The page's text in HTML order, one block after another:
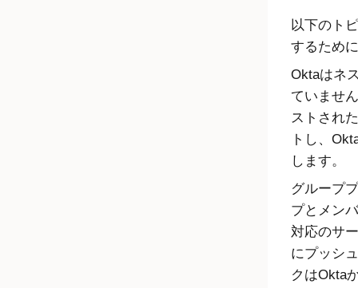
以下のト
するため
Oktaはネ
ていませ
ストされ
トし、
します。
グループ
プとメン
対応のサ
にプッシ
クはOkta